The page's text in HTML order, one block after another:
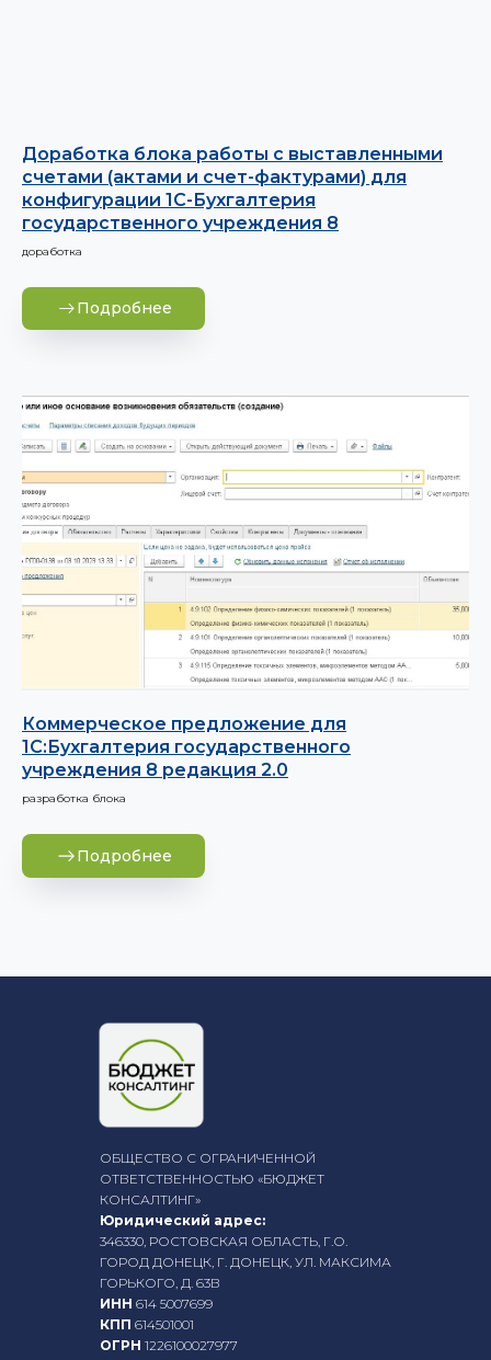
Доработка блока работы с выставленными
счетами (актами и счет-фактурами) для
конфигурации 1С-Бухгалтерия
государственного учреждения 8
доработка
Подробнее
Коммерческое предложение для
1С:Бухгалтерия государственного
учреждения 8 редакция 2.0
разработка блока
Подробнее
ОБЩЕСТВО С ОГРАНИЧЕННОЙ
ОТВЕТСТВЕННОСТЬЮ «БЮДЖЕТ
КОНСАЛТИНГ»
Юридический адрес:
346330, РОСТОВСКАЯ ОБЛАСТЬ, Г.О.
ГОРОД ДОНЕЦК, Г. ДОНЕЦК, УЛ. МАКСИМА
ГОРЬКОГО, Д. 63В
ИНН 614 5007699
КПП 614501001
ОГРН 1226100027977